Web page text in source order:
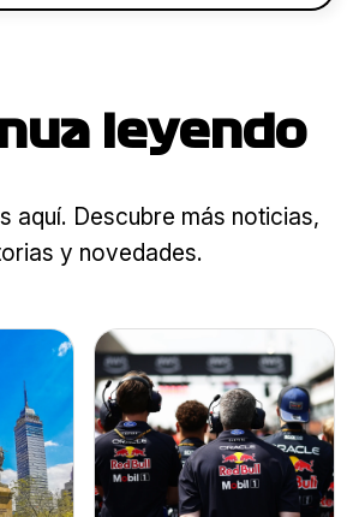
leyendo
aquí. Descubre más noticias,
y novedades.